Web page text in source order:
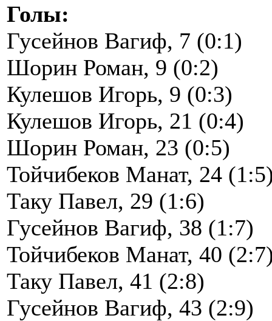
Голы:
Гусейнов Вагиф, 7 (0:1)
Шорин Роман, 9 (0:2)
Кулешов Игорь, 9 (0:3)
Кулешов Игорь, 21 (0:4)
Шорин Роман, 23 (0:5)
Тойчибеков Манат, 24
Таку Павел, 29 (1:6)
Гусейнов Вагиф, 38 (1:7)
Тойчибеков Манат, 40
Таку Павел, 41 (2:8)
Гусейнов Вагиф, 43 (2:9)